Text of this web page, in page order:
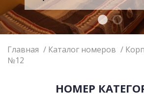
Главная Каталог номеров
№12
НОМЕР